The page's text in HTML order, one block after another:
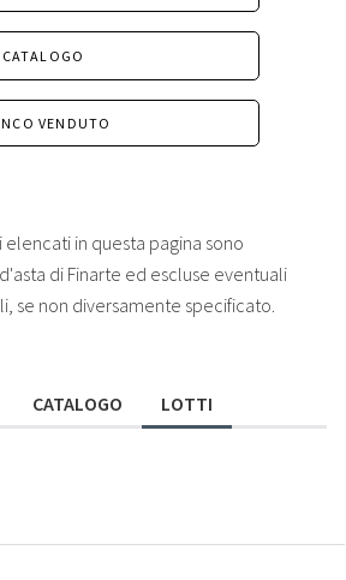
CATALOGO
VENDUTO
in questa pagina sono
di Finarte ed escluse eventuali
se non diversamente specificato.
CATALOGO LOTTI